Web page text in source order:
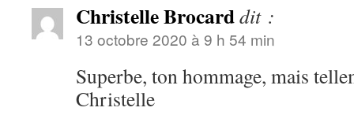
Christelle Brocarddit :
13 octobre 2020 à 9 h 54 min
Superbe, ton hommage, mais
Christelle